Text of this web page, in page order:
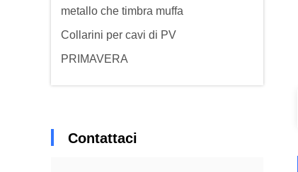
metallo che timbra muffa
Collarini per cavi di PV
PRIMAVERA
Contattaci